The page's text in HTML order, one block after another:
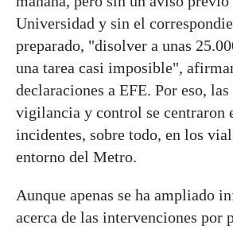
Universidad y sin el
preparado, "disolver a unas
una tarea casi imposible",
declaraciones a EFE. Por eso,
vigilancia y control se centraron
incidentes, sobre todo, en los
entorno del Metro.
Aunque apenas se ha ampliado
acerca de las intervenciones por